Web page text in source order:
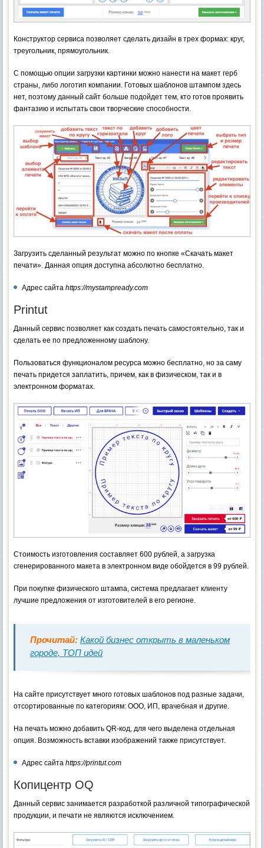
Конструктор сервиса позволяет сделать дизайн в трех формах: круг,
треугольник, прямоугольник.
С помощью опции загрузки картинки можно нанести на макет герб
страны, либо логотип компании. Готовых шаблонов штампом здесь
нет, поэтому данный сайт больше подойдет тем, кто готов проявить
фантазию и испытать свои творческие способности.
Загрузить сделанный результат можно по кнопке «Скачать макет
печати». Данная опция доступна абсолютно бесплатно.
Адрес сайта https://mystampready.com
Printut
Данный сервис позволяет как создать печать самостоятельно, так и
сделать ее по предложенному шаблону.
Пользоваться функционалом ресурса можно бесплатно, но за саму
печать придется заплатить, причем, как в физическом, так и в
электронном форматах.
Стоимость изготовления составляет 600 рублей, а загрузка
сгенерированного макета в электронном виде обойдется в 99 рублей.
При покупке физического штампа, система предлагает клиенту
лучшие предложения от изготовителей в его регионе.
Прочитай: Какой бизнес открыть в маленьком
городе, ТОП идей
На сайте присутствует много готовых шаблонов под разные задачи,
отсортированные по категориям: ООО, ИП, врачебная и другие.
На печать можно добавить QR-код, для чего выделена отдельная
опция. Возможность вставки изображений также присутствует.
Адрес сайта https://printut.com
Копицентр OQ
Данный сервис занимается разработкой различной типографической
продукции, и печати не являются исключением.